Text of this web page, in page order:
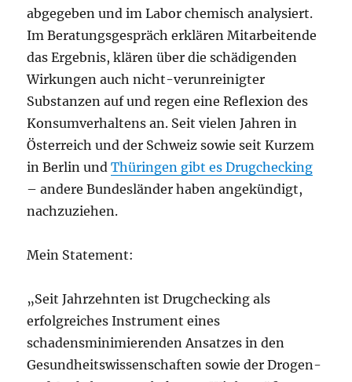
abgegeben und im Labor chemisch analysiert.
Im Beratungsgespräch erklären Mitarbeitende
das Ergebnis, klären über die schädigenden
Wirkungen auch nicht-verunreinigter
Substanzen auf und regen eine Reflexion des
Konsumverhaltens an. Seit vielen Jahren in
Österreich und der Schweiz sowie seit Kurzem
in Berlin undThüringen gibt es Drugchecking
– andere Bundesländer haben angekündigt,
nachzuziehen.
Mein Statement:
„Seit Jahrzehnten ist Drugchecking als
erfolgreiches Instrument eines
schadensminimierenden Ansatzes in den
Gesundheitswissenschaften sowie der Drogen-